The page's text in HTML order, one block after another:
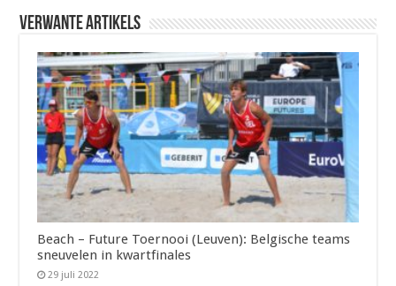
Verwante artikels
Beach – Future Toernooi (Leuven): Belgische teams
sneuvelen in kwartfinales
29 juli 2022